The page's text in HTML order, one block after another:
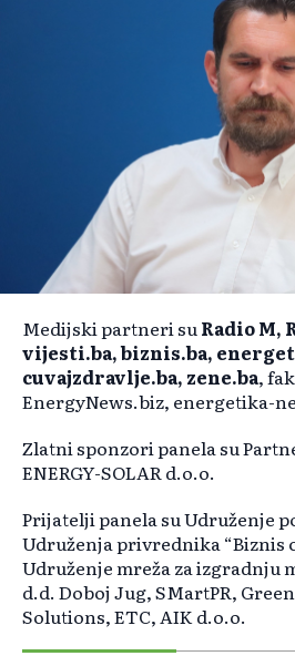
Medijski partneri su Radio M,
vijesti.ba, biznis.ba,
cuvajzdravlje.ba, zene.ba,
EnergyNews.biz, energetika-
Zlatni sponzori panela su
ENERGY-SOLAR d.o.o.
Prijatelji panela su Udruženje
Udruženja privrednika “Biznis
Udruženje mreža za izgradnju
d.d. Doboj Jug, SMartPR,
Solutions, ETC, AIK d.o.o.